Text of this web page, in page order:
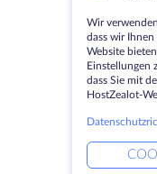
Wir
dass wir
Website
Einstellungen
dass Sie mit
HostZealot-